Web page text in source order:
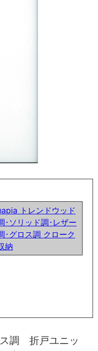
トレンドウッド
･ソリッド調･レザー
･グロス調 クローク
納
調 折戸ユニッ